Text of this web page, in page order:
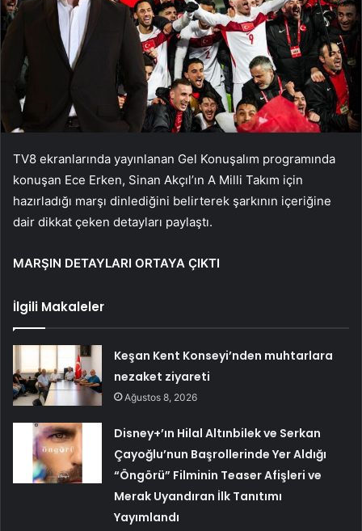
TV8 ekranlarında yayınlanan Gel Konuşalım programında
konuşan Ece Erken, Sinan Akçıl’ın A Milli Takım için
hazırladığı marşı dinlediğini belirterek şarkının içeriğine
dair dikkat çeken detayları paylaştı.
MARŞIN DETAYLARI ORTAYA ÇIKTI
İlgili Makaleler
Keşan Kent Konseyi’nden muhtarlara
nezaket ziyareti
Ağustos 8, 2026
Disney+’ın Hilal Altınbilek ve Serkan
Çayoğlu’nun Başrollerinde Yer Aldığı
“Öngörü” Filminin Teaser Afişleri ve
Merak Uyandıran İlk Tanıtımı
Yayımlandı